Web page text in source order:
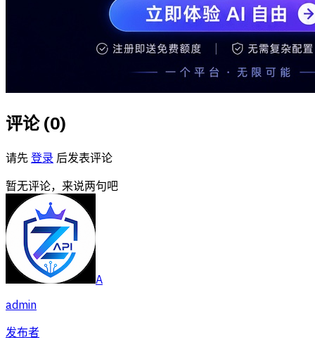
评论 (0)
请先 登录 后发表评论
暂无评论，来说两句吧
A
admin
发布者